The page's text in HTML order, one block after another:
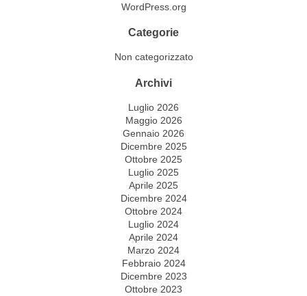
WordPress.org
Categorie
Non categorizzato
Archivi
Luglio 2026
Maggio 2026
Gennaio 2026
Dicembre 2025
Ottobre 2025
Luglio 2025
Aprile 2025
Dicembre 2024
Ottobre 2024
Luglio 2024
Aprile 2024
Marzo 2024
Febbraio 2024
Dicembre 2023
Ottobre 2023